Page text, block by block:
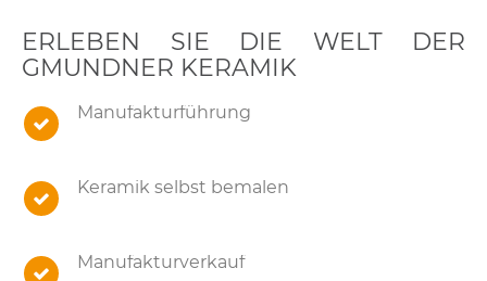
ERLEBEN SIE DIE WELT DER
GMUNDNER KERAMIK
Manufakturführung
Keramik selbst bemalen
Manufakturverkauf